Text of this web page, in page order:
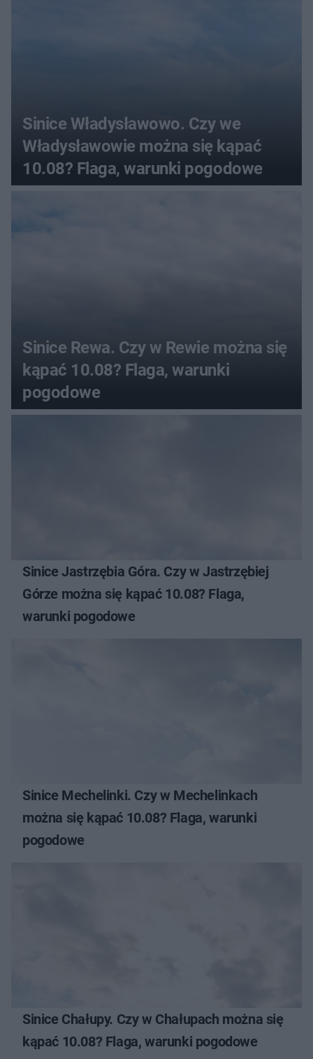
Sinice Władysławowo. Czy we
Władysławowie można się kąpać
10.08? Flaga, warunki pogodowe
Sinice Rewa. Czy w Rewie można się
kąpać 10.08? Flaga, warunki
pogodowe
Sinice Jastrzębia Góra. Czy w Jastrzębiej
Górze można się kąpać 10.08? Flaga,
warunki pogodowe
Sinice Mechelinki. Czy w Mechelinkach
można się kąpać 10.08? Flaga, warunki
pogodowe
Sinice Chałupy. Czy w Chałupach można się
kąpać 10.08? Flaga, warunki pogodowe